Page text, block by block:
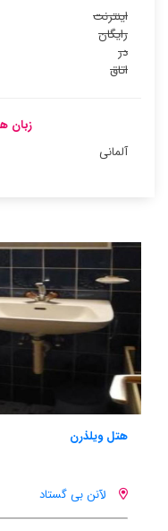
اینترنت
رایگان
در
اتاق
زبان
آلمانی